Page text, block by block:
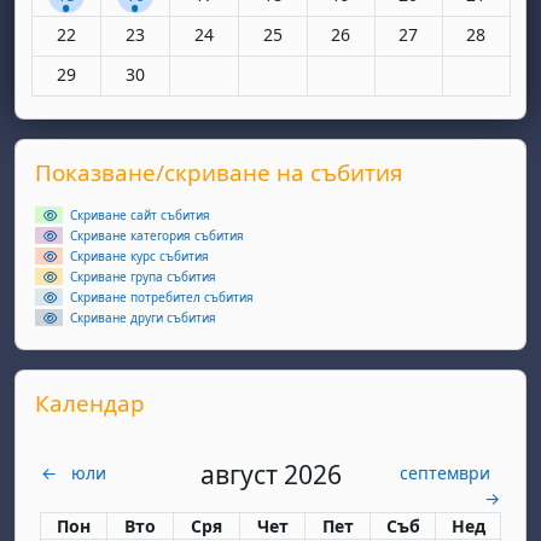
Няма събития, понеделник, 22 юни
22 Няма събития, вторник, 23 юни
23 Няма събития, сряда, 24 юни
24 Няма събития, четвъртък, 25 юни
25 Няма събития, петък, 26
26 Няма събития,
27 Няма
28
Няма събития, понеделник, 29 юни
29 Няма събития, вторник, 30 юни
30
Supplementary blocks
Прескочи Показване/скриване на събития
Показване/скриване на събития
Скриване сайт събития
Скриване категория събития
Скриване курс събития
Скриване група събития
Скриване потребител събития
Скриване други събития
Прескочи Календар
Календар
← юли август 2026
септември
→
Понеделник
Пон вторник
Вто сряда
Сря четвъртък
Чет петък
Пет събота
Съб неделя
Нед